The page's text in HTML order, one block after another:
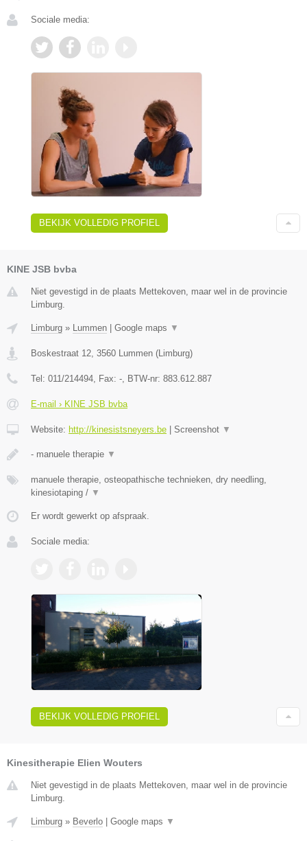
Sociale media:
BEKIJK VOLLEDIG PROFIEL
KINE JSB bvba
Niet gevestigd in de plaats Mettekoven, maar wel in de provincie
Limburg.
Limburg » Lummen Google maps ▼
Boskestraat 12, 3560 Lummen (Limburg)
Tel: 011/214494, Fax: -, BTW-nr: 883.612.887
E-mail › KINE JSB bvba
Website: http://kinesistsneyers.be Screenshot ▼
- manuele therapie ▼
manuele therapie, osteopathische technieken, dry needling,
kinesiotaping / ▼
Er wordt gewerkt op afspraak.
Sociale media:
BEKIJK VOLLEDIG PROFIEL
Kinesitherapie Elien Wouters
Niet gevestigd in de plaats Mettekoven, maar wel in de provincie
Limburg.
Limburg » Beverlo Google maps ▼